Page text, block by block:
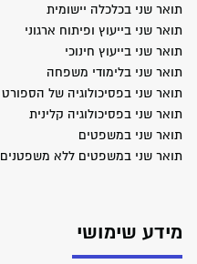
תואר שני בכלכלה יישומית
תואר שני בייעוץ ופיתוח ארגוני
תואר שני בייעוץ חינוכי
תואר שני בלימודי משפחה
תואר שני בפסיכולוגיה של הספורט
תואר שני בפסיכולוגיה קלינית
תואר שני במשפטים
תואר שני במשפטים ללא משפטנים
מידע שימושי